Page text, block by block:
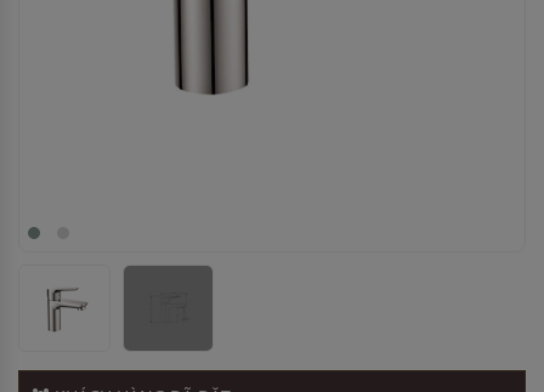
Anh Quang
Anh Nam
phút
ở Bình Dương đã mua bếp điện từ cách đây 3
giờ